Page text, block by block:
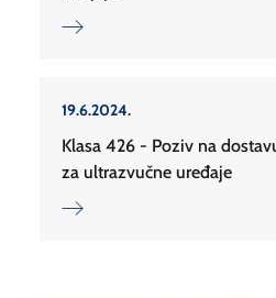
19.6.2024.
Klasa 426 - Poziv na
za ultrazvučne uređaje